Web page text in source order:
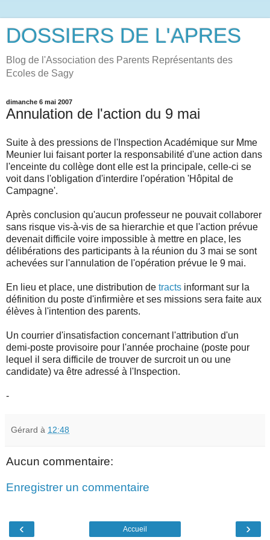
DOSSIERS DE L'APRES
Blog de l'Association des Parents Représentants des
Ecoles de Sagy
dimanche 6 mai 2007
Annulation de l'action du 9 mai
Suite à des pressions de l'Inspection Académique sur Mme
Meunier lui faisant porter la responsabilité d'une action dans
l'enceinte du collège dont elle est la principale, celle-ci se
voit dans l'obligation d'interdire l'opération 'Hôpital de
Campagne'.
Après conclusion qu'aucun professeur ne pouvait collaborer
sans risque vis-à-vis de sa hierarchie et que l'action prévue
devenait difficile voire impossible à mettre en place, les
délibérations des participants à la réunion du 3 mai se sont
achevées sur l'annulation de l'opération prévue le 9 mai.
En lieu et place, une distribution de tracts informant sur la
définition du poste d'infirmière et ses missions sera faite aux
élèves à l'intention des parents.
Un courrier d'insatisfaction concernant l'attribution d'un
demi-poste provisoire pour l'année prochaine (poste pour
lequel il sera difficile de trouver de surcroit un ou une
candidate) va être adressé à l'Inspection.
-
Gérard à 12:48
Aucun commentaire:
Enregistrer un commentaire
‹ ›
Accueil